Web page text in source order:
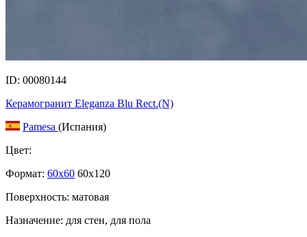
ID: 00080144
Керамогранит Eleganza Blu Rect.(N)
Pamesa (Испания)
Цвет:
Формат: 60x60 60x120
Поверхность: матовая
Назначение: для стен, для пола